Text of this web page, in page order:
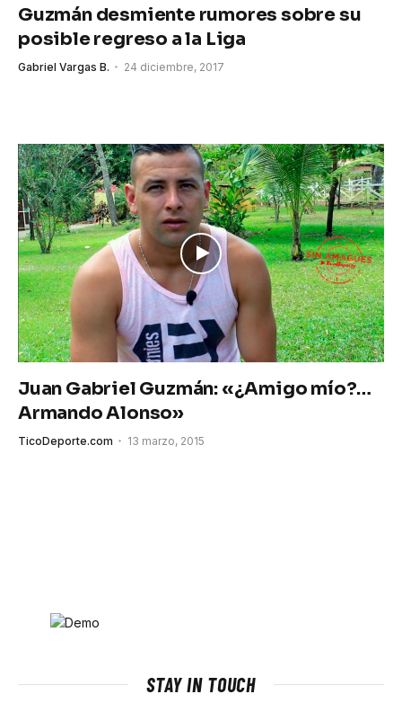
Guzmán desmiente rumores sobre su
posible regreso a la Liga
Gabriel Vargas B. 24 diciembre, 2017
Juan Gabriel Guzmán: «¿Amigo mío?…
Armando Alonso»
TicoDeporte.com 13 marzo, 2015
STAY IN TOUCH